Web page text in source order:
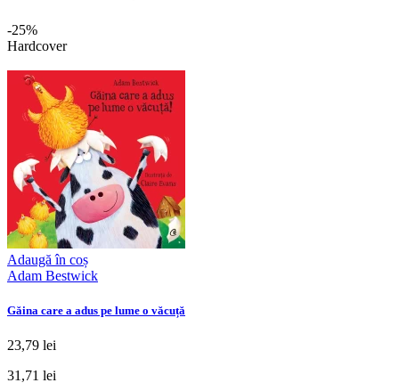
-25%
Hardcover
Adaugă în coș
Adam Bestwick
Găina care a adus pe lume o văcuță
23,79 lei
31,71 lei